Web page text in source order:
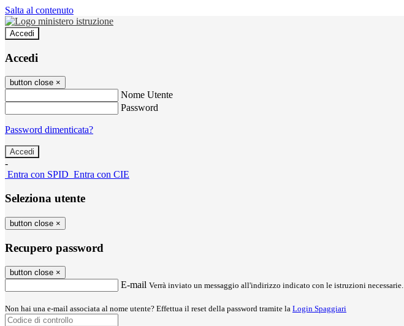
Salta al contenuto
Accedi
Accedi
button close ×
Nome Utente
Password
Password dimenticata?
-
Entra con SPID Entra con CIE
Seleziona utente
button close ×
Recupero password
button close ×
E-mail Verrà inviato un messaggio all'indirizzo indicato con le istruzioni necessarie.
Non hai una e-mail associata al nome utente? Effettua il reset della password tramite la Login Spaggiari